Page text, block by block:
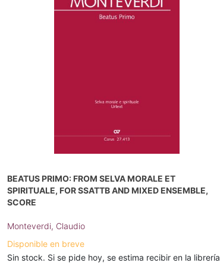
BEATUS PRIMO: FROM SELVA MORALE ET
SPIRITUALE, FOR SSATTB AND MIXED ENSEMBLE,
SCORE
Monteverdi, Claudio
Disponible en breve
Sin stock. Si se pide hoy, se estima recibir en la librería